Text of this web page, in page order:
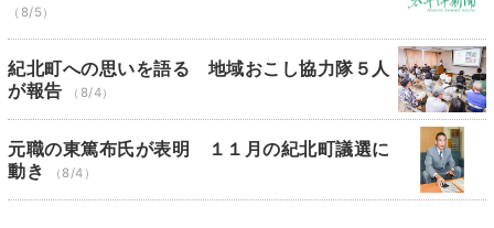
（8/5）
紀北町への思いを語る 地域おこし協力隊５人
が報告
（8/4）
元職の東篤布氏が表明 １１月の紀北町議選に
動き
（8/4）